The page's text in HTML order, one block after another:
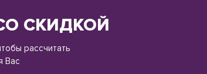
СКИДКОЙ
рассчитать
Вас